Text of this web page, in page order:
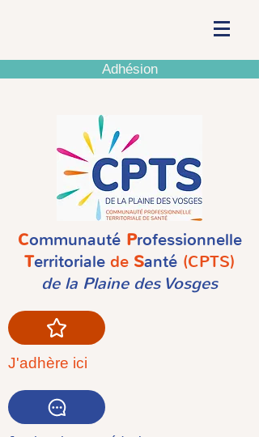
Adhésion
Communauté Professionnelle
Territoriale de Santé (CPTS)
de la Plaine des Vosges
J'adhère ici